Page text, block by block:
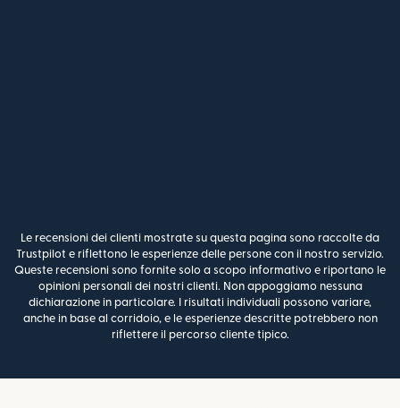
Le recensioni dei clienti mostrate su questa pagina sono raccolte da
Trustpilot e riflettono le esperienze delle persone con il nostro servizio.
Queste recensioni sono fornite solo a scopo informativo e riportano le
opinioni personali dei nostri clienti. Non appoggiamo nessuna
dichiarazione in particolare. I risultati individuali possono variare,
anche in base al corridoio, e le esperienze descritte potrebbero non
riflettere il percorso cliente tipico.